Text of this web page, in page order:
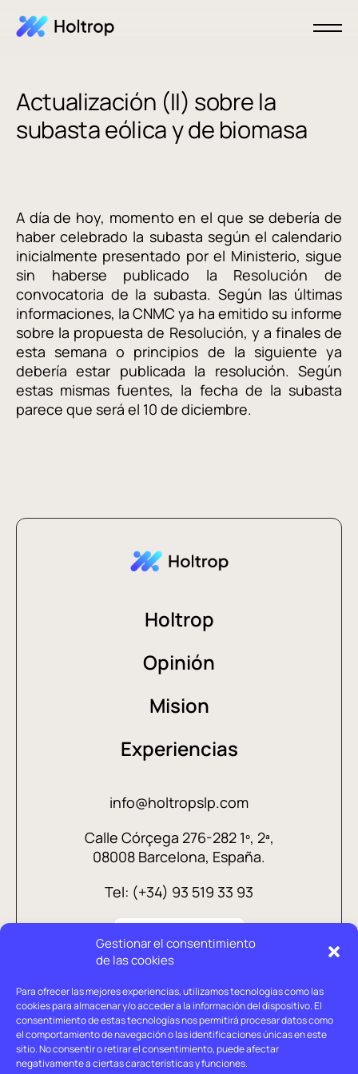
Gestionar el consentimiento
de las cookies
Para ofrecer las mejores experiencias, utilizamos tecnologías como las
cookies para almacenar y/o acceder a la información del dispositivo. El
consentimiento de estas tecnologías nos permitirá procesar datos como
el comportamiento de navegación o las identificaciones únicas en este
sitio. No consentir o retirar el consentimiento, puede afectar
negativamente a ciertas características y funciones.
Actualización (II) sobre la
subasta eólica y de biomasa
A día de hoy, momento en el que se debería de
haber celebrado la subasta según el calendario
inicialmente presentado por el Ministerio, sigue
sin haberse publicado la Resolución de
convocatoria de la subasta. Según las últimas
informaciones, la CNMC ya ha emitido su informe
sobre la propuesta de Resolución, y a finales de
esta semana o principios de la siguiente ya
debería estar publicada la resolución. Según
estas mismas fuentes, la fecha de la subasta
parece que será el 10 de diciembre.
Holtrop
Opinión
Mision
Experiencias
info@holtropslp.com
Calle Córçega 276-282 1º, 2ª,
08008 Barcelona, España.
Tel: (+34) 93 519 33 93
Aviso legal